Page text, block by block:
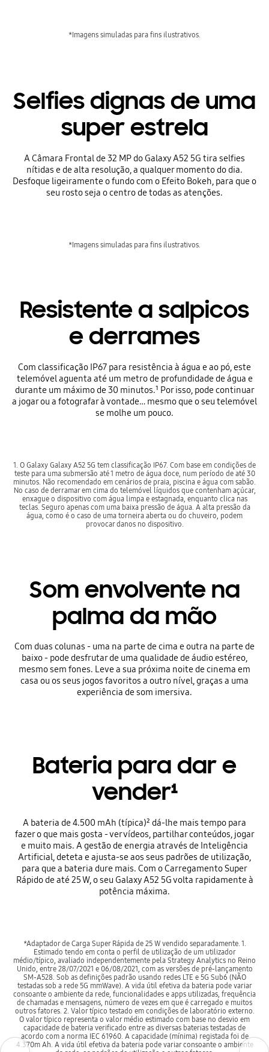
*Imagens simuladas para fins ilustrativos.
Selfies dignas de uma
super estrela
A Câmara Frontal de 32 MP do Galaxy A52 5G tira selfies
nítidas e de alta resolução, a qualquer momento do dia.
Desfoque ligeiramente o fundo com o Efeito Bokeh, para que o
seu rosto seja o centro de todas as atenções.
*Imagens simuladas para fins ilustrativos.
Resistente a salpicos
e derrames
Com classificação IP67 para resistência à água e ao pó, este
telemóvel aguenta até um metro de profundidade de água e
durante um máximo de 30 minutos.¹ Por isso, pode continuar
a jogar ou a fotografar à vontade… mesmo que o seu telemóvel
se molhe um pouco.
1. O Galaxy Galaxy A52 5G tem classificação IP67. Com base em condições de
teste para uma submersão até 1 metro de água doce, num período de até 30
minutos. Não recomendado em cenários de praia, piscina e água com sabão.
No caso de derramar em cima do telemóvel líquidos que contenham açúcar,
enxague o dispositivo com água limpa e estagnada, enquanto clica nas
teclas. Seguro apenas com uma baixa pressão de água. A alta pressão da
água, como é o caso de uma torneira aberta ou do chuveiro, podem
provocar danos no dispositivo.
Som envolvente na
palma da mão
Com duas colunas - uma na parte de cima e outra na parte de
baixo - pode desfrutar de uma qualidade de áudio estéreo,
mesmo sem fones. Leve a sua próxima noite de cinema em
casa ou os seus jogos favoritos a outro nível, graças a uma
experiência de som imersiva.
Bateria para dar e
vender¹
A bateria de 4.500 mAh (típica)² dá-lhe mais tempo para
fazer o que mais gosta - ver vídeos, partilhar conteúdos, jogar
e muito mais. A gestão de energia através de Inteligência
Artificial, deteta e ajusta-se aos seus padrões de utilização,
para que a bateria dure mais. Com o Carregamento Super
Rápido de até 25 W, o seu Galaxy A52 5G volta rapidamente à
potência máxima.
*Adaptador de Carga Super Rápida de 25 W vendido separadamente. 1.
Estimado tendo em conta o perfil de utilização de um utilizador
médio/típico, avaliado independentemente pela Strategy Analytics no Reino
Unido, entre 28/07/2021 e 06/08/2021, com as versões de pré-lançamento
SM-A528. Sob as definições padrão usando redes LTE e 5G Sub6 (NÃO
testadas sob a rede 5G mmWave). A vida útil efetiva da bateria pode variar
consoante o ambiente da rede, funcionalidades e apps utilizadas, frequência
de chamadas e mensagens, número de vezes em que é carregado e muitos
outros fatores. 2. Valor típico testado em condições de laboratório externo.
O valor típico representa o valor médio estimado com base no desvio em
capacidade de bateria verificado entre as diversas baterias testadas de
acordo com a norma IEC 61960. A capacidade (mínima) registada foi de
4.370m Ah. A vida útil efetiva da bateria pode variar consoante o ambiente